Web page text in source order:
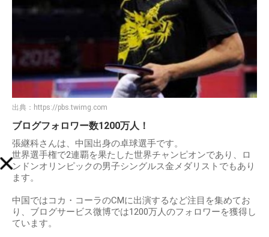
出典： https://pbs.twimg.com
ブログフォロワー数1200万人！
張継科さんは、中国出身の卓球選手です。
世界選手権で2連覇を果たした世界チャンピオンであり、ロ
ンドンオリンピックの男子シングルス金メダリストでもあり
ます。
中国ではコカ・コーラのCMに出演するなど注目を集めてお
り、ブログサービス微博では1200万人のフォロワーを獲得し
ています。